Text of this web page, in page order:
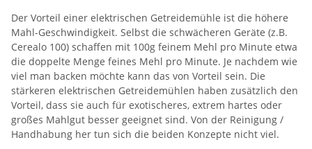
Der Vorteil einer elektrischen Getreidemühle ist die höhere
Mahl-Geschwindigkeit. Selbst die schwächeren Geräte (z.B.
Cerealo 100) schaffen mit 100g feinem Mehl pro Minute etwa
die doppelte Menge feines Mehl pro Minute. Je nachdem wie
viel man backen möchte kann das von Vorteil sein. Die
stärkeren elektrischen Getreidemühlen haben zusätzlich den
Vorteil, dass sie auch für exotischeres, extrem hartes oder
großes Mahlgut besser geeignet sind. Von der Reinigung /
Handhabung her tun sich die beiden Konzepte nicht viel.